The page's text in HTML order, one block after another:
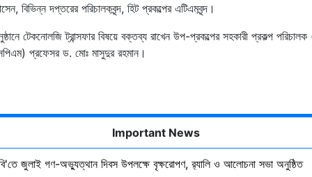
বিভিন্ন দপ্তরের পরিচালকবৃন্দ, হিট প্রকল্পের এটিএমবৃন্দ।
টেকনোলজি ট্রান্সফার বিষয়ে বক্তব্য রাখেন উপ-প্রকল্পের সহকারী প্রকল্প
প্রফেসর ড. মোঃ মাসুদুর রহমান।
Important News
জুলাই গণ-অভ্যুত্থান দিবস উপলক্ষে বৃক্ষরোপণ, র‍্যালি ও আলোচনা সভা অনুষ্ঠিত